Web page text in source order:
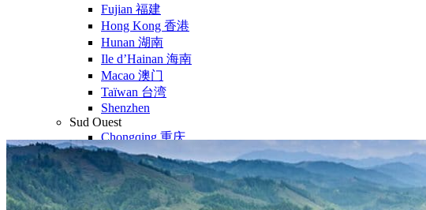
Fujian 福建
Hong Kong 香港
Hunan 湖南
Ile d’Hainan 海南
Macao 澳门
Taïwan 台湾
Shenzhen
Sud Ouest
Chongqing 重庆
Guangxi 广西
Guizhou 贵州
Hubei
Sichuan 四川